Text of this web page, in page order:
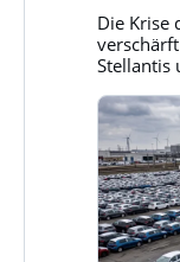
Bluesky
ansehen
Die Krise
Stellantis